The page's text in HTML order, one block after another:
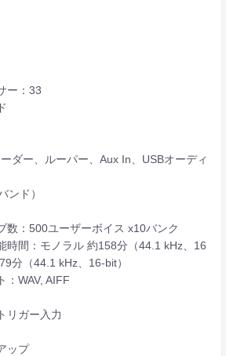
ー：33
ダー、ルーパー、Aux In、USBオーディ
ンド）
数：500ユーザーボイス x10バンク
時間：モノラル 約158分（44.1 kHz、16
分（44.1 kHz、16-bit）
：WAV, AIFF
リガー入力
ップ